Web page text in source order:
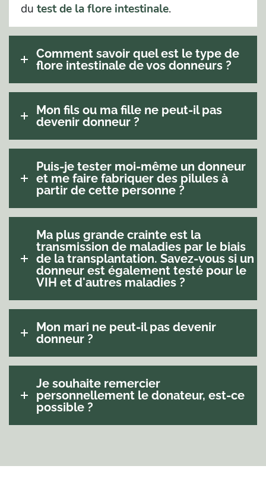
du test de la flore intestinale.
Comment savoir quel est le type de
flore intestinale de vos donneurs ?
Mon fils ou ma fille ne peut-il pas
devenir donneur ?
Puis-je tester moi-même un donneur
et me faire fabriquer des pilules à
partir de cette personne ?
Ma plus grande crainte est la
transmission de maladies par le biais
de la transplantation. Savez-vous si un
donneur est également testé pour le
VIH et d'autres maladies ?
Mon mari ne peut-il pas devenir
donneur ?
Je souhaite remercier
personnellement le donateur, est-ce
possible ?